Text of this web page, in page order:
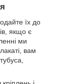
їх до
якщо є
ми
вам